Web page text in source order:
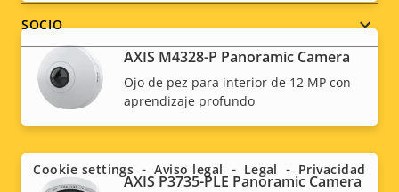
AXIS M4328-P Panoramic Camera
Ojo de pez para interior de 12 MP con
aprendizaje profundo
AXIS P3735-PLE Panoramic Camera
SOCIO
Social
menu
Cookie settings Aviso legal Legal Privacidad